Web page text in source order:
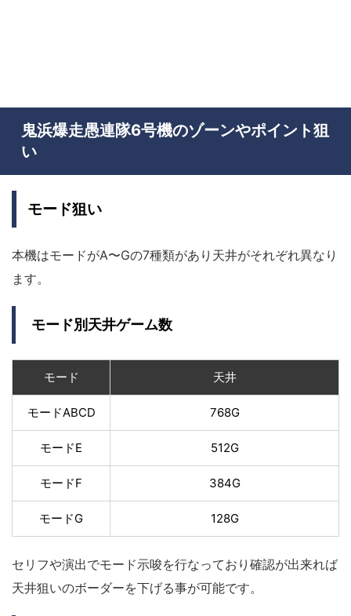
鬼浜爆走愚連隊6号機のゾーンやポイント狙
い
モード狙い
本機はモードがA〜Gの7種類があり天井がそれぞれ異なり
ます。
モード別天井ゲーム数
モード 天井
モードABCD 768G
モードE 512G
モードF 384G
モードG 128G
セリフや演出でモード示唆を行なっており確認が出来れば
天井狙いのボーダーを下げる事が可能です。